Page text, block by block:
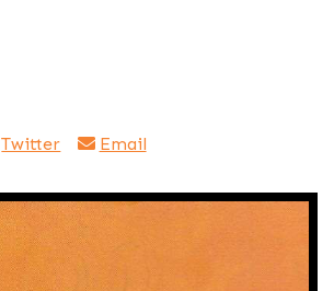
Twitter Email